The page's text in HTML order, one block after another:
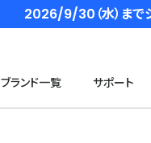
2026/9/30（水）まで
ブランド一覧 サポート